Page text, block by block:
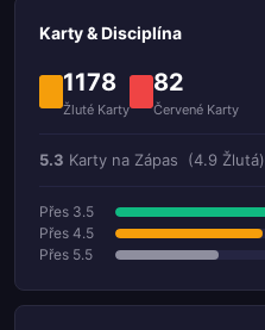
Karty & Disciplína
1178
Žluté Karty
82
Červené Karty
5.3 Karty na Zápas (4.9 Žlutá)
Přes 3.5
Přes 4.5
Přes 5.5